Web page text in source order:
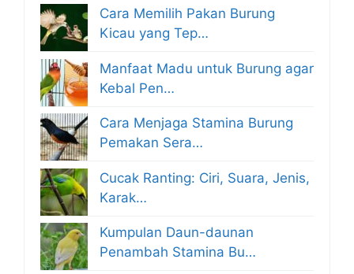
Cara Memilih Pakan Burung
Kicau yang Tep…
Manfaat Madu untuk Burung agar
Kebal Pen…
Cara Menjaga Stamina Burung
Pemakan Sera…
Cucak Ranting: Ciri, Suara, Jenis,
Karak…
Kumpulan Daun-daunan
Penambah Stamina Bu…